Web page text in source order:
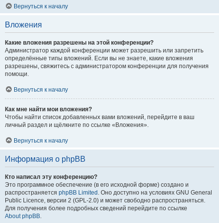
Вернуться к началу
Вложения
Какие вложения разрешены на этой конференции?
Администратор каждой конференции может разрешить или запретить
определённые типы вложений. Если вы не знаете, какие вложения
разрешены, свяжитесь с администратором конференции для получения
помощи.
Вернуться к началу
Как мне найти мои вложения?
Чтобы найти список добавленных вами вложений, перейдите в ваш
личный раздел и щёлкните по ссылке «Вложения».
Вернуться к началу
Информация о phpBB
Кто написал эту конференцию?
Это программное обеспечение (в его исходной форме) создано и
распространяется phpBB Limited . Оно доступно на условиях GNU General
Public Licence, версии 2 (GPL-2.0) и может свободно распространяться.
Для получения более подробных сведений перейдите по ссылке
About phpBB.